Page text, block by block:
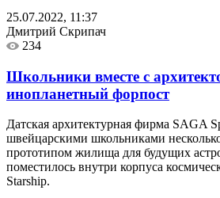
25.07.2022, 11:37
Дмитрий Скрипач
234
Школьники вместе с
инопланетный форпост
Датская архитектурная фирма SAGA
швейцарскими школьниками
прототипом жилища для будущих
поместилось внутри корпуса
Starship.